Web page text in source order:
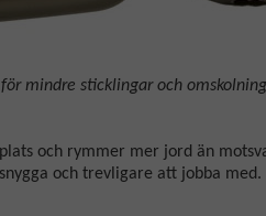
mindre sticklingar och
och rymmer mer jord än
och trevligare att jobba